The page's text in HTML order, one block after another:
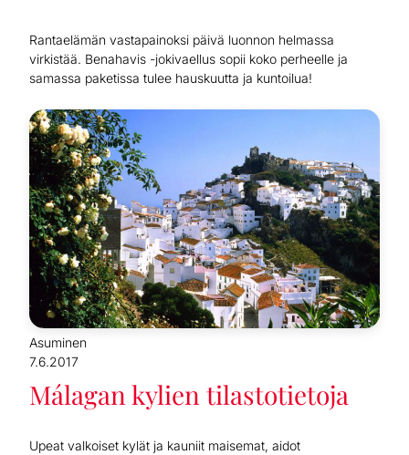
Rantaelämän vastapainoksi päivä luonnon helmassa
virkistää. Benahavis -jokivaellus sopii koko perheelle ja
samassa paketissa tulee hauskuutta ja kuntoilua!
Asuminen
7.6.2017
Málagan kylien tilastotietoja
Upeat valkoiset kylät ja kauniit maisemat, aidot